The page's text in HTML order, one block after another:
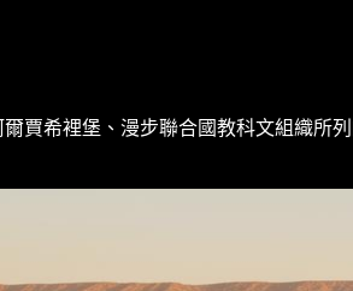
希裡堡、漫步聯合國教科文組織所